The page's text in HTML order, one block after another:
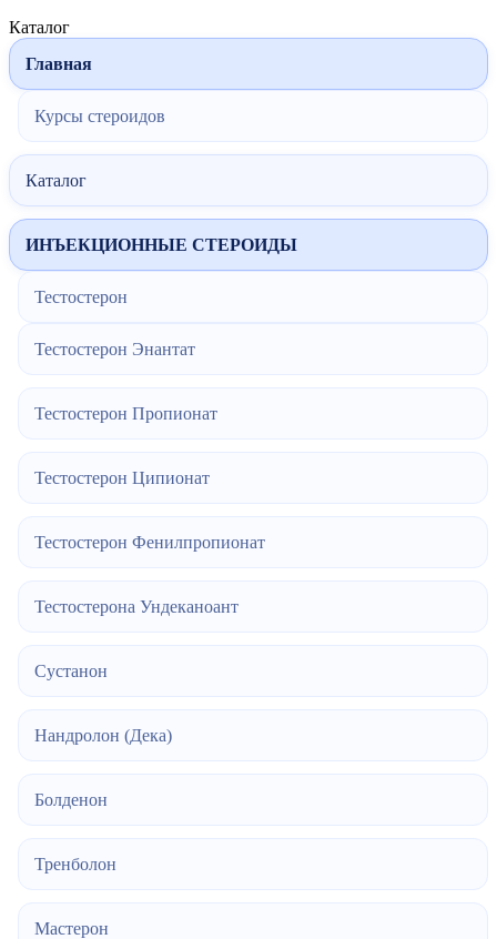
Каталог
Главная
Курсы стероидов
Каталог
ИНЪЕКЦИОННЫЕ СТЕРОИДЫ
Тестостерон
Тестостерон Энантат
Тестостерон Пропионат
Тестостерон Ципионат
Тестостерон Фенилпропионат
Тестостерона Ундеканоант
Сустанон
Нандролон (Дека)
Болденон
Тренболон
Мастерон